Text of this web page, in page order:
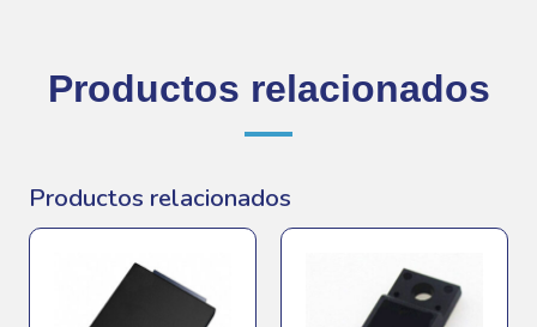
Productos relacionados
Productos relacionados